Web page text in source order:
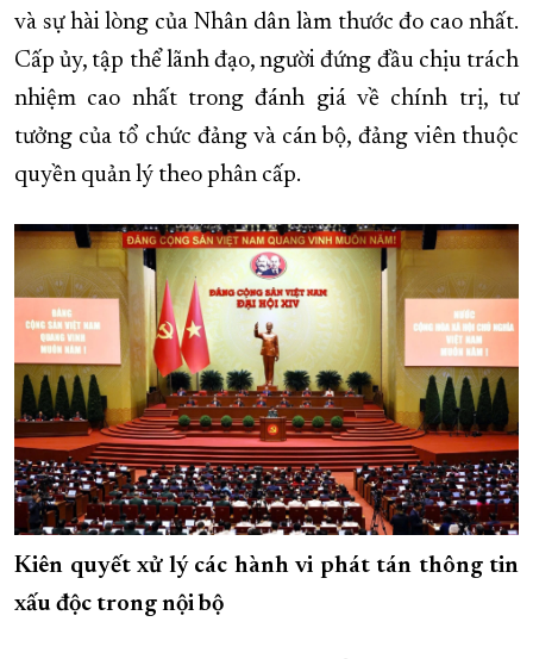
và sự hài lòng của Nhân dân làm thước đo cao nhất.
Cấp ủy, tập thể lãnh đạo, người đứng đầu chịu trách
nhiệm cao nhất trong đánh giá về chính trị, tư
tưởng của tổ chức đảng và cán bộ, đảng viên thuộc
quyền quản lý theo phân cấp.
Kiên quyết xử lý các hành vi phát tán thông tin
xấu độc trong nội bộ